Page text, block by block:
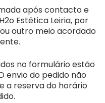
após contacto e
Estética Leiria, por
outro meio acordado
no formulário estão
envio do pedido não
a reserva do horário